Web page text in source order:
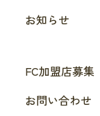
お知らせ
FC加盟店募集
お問い合わせ